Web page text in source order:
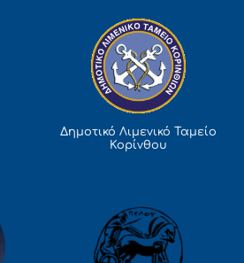
Δημοτικό Λιμενικό Ταμείο
Κορίνθου